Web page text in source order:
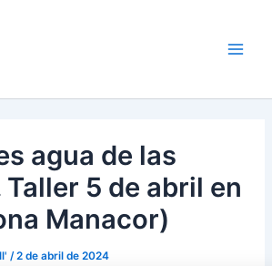
agua de las
5 de abril en
Manacor)
/2 de abril de 2024